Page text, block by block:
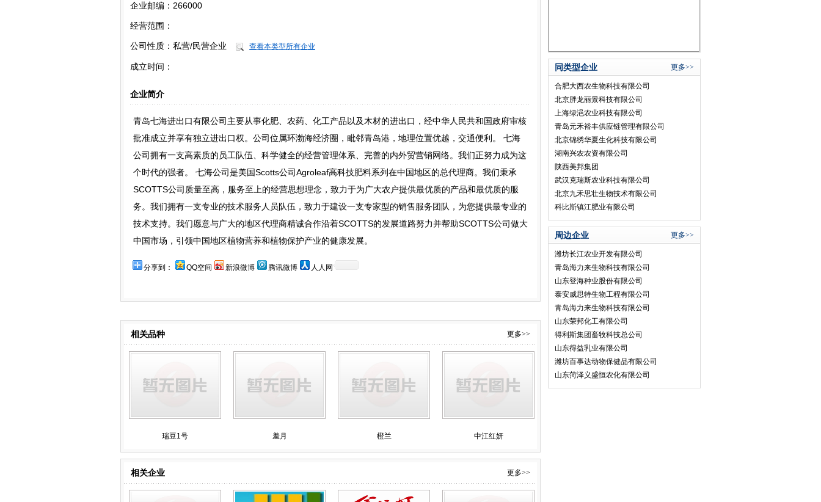
企业邮编：266000
经营范围：
公司性质： 私营/民营企业 查看本类型所有企业
成立时间：
企业简介
青岛七海进出口有限公司主要从事化肥、农药、化工产品以及木材的进出口，经中华人民共和国政府审核
批准成立并享有独立进出口权。公司位属环渤海经济圈，毗邻青岛港，地理位置优越，交通便利。 七海
公司拥有一支高素质的员工队伍、科学健全的经营管理体系、完善的内外贸营销网络。我们正努力成为这
个时代的强者。 七海公司是美国Scotts公司Agroleaf高科技肥料系列在中国地区的总代理商。我们秉承
SCOTTS公司质量至高，服务至上的经营思想理念，致力于为广大农户提供最优质的产品和最优质的服
务。我们拥有一支专业的技术服务人员队伍，致力于建设一支专家型的销售服务团队，为您提供最专业的
技术支持。我们愿意与广大的地区代理商精诚合作沿着SCOTTS的发展道路努力并帮助SCOTTS公司做大
中国市场，引领中国地区植物营养和植物保护产业的健康发展。
分享到： QQ空间 新浪微博 腾讯微博 人人网
相关品种 更多>>
瑞豆1号 羞月 橙兰 中江红妍
相关企业 更多>>
同类型企业 更多>>
合肥大西农生物科技有限公司
北京胖龙丽景科技有限公司
上海绿浥农业科技有限公司
青岛元禾裕丰供应链管理有限公司
北京锦绣华夏生化科技有限公司
湖南兴农农资有限公司
陕西美邦集团
武汉克瑞斯农业科技有限公司
北京九禾思壮生物技术有限公司
科比斯镇江肥业有限公司
周边企业 更多>>
潍坊长江农业开发有限公司
青岛海力来生物科技有限公司
山东登海种业股份有限公司
泰安威思特生物工程有限公司
青岛海力来生物科技有限公司
山东荣邦化工有限公司
得利斯集团畜牧科技总公司
山东得益乳业有限公司
潍坊百事达动物保健品有限公司
山东菏泽义盛恒农化有限公司